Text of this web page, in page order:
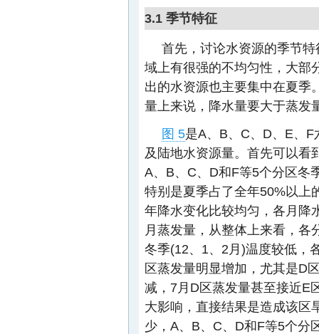
3.1 季节特征
首先，讨论水资源的季节
域上有很强的不均匀性，大
出的水资源也主要集中在夏季
量上来说，降水量要大于蒸发
图 5是A、B、C、D、E、
及陆地水资源量。首先可以看
A、B、C、D和F等5个分区
特别是夏季占了全年50%以上
年降水变化比较均匀，各月降
月蒸发量，从整体上来看，
冬季(12、1、2月)温度较低，
区蒸发量明显增加，尤其是D
减，7月D区蒸发量甚至接近E
大影响，直接结果是造成该区
少，A、B、C、D和F等5个分